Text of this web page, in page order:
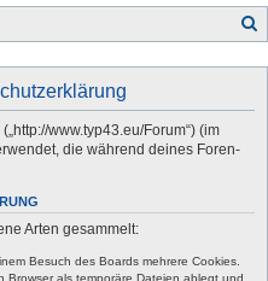
www.typ43.eu/Forum“) (im
die während deines Foren-
Arten gesammelt:
Besuch des Boards mehrere Cookies.
Browser als temporäre Dateien ablegt und